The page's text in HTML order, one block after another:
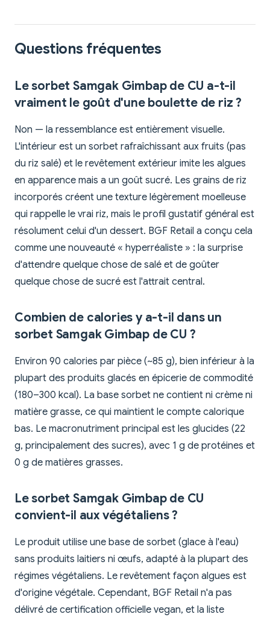
Questions fréquentes
Le sorbet Samgak Gimbap de CU a-t-il
vraiment le goût d'une boulette de riz ?
Non — la ressemblance est entièrement visuelle.
L'intérieur est un sorbet rafraîchissant aux fruits (pas
du riz salé) et le revêtement extérieur imite les algues
en apparence mais a un goût sucré. Les grains de riz
incorporés créent une texture légèrement moelleuse
qui rappelle le vrai riz, mais le profil gustatif général est
résolument celui d'un dessert. BGF Retail a conçu cela
comme une nouveauté « hyperréaliste » : la surprise
d'attendre quelque chose de salé et de goûter
quelque chose de sucré est l'attrait central.
Combien de calories y a-t-il dans un
sorbet Samgak Gimbap de CU ?
Environ 90 calories par pièce (~85 g), bien inférieur à la
plupart des produits glacés en épicerie de commodité
(180–300 kcal). La base sorbet ne contient ni crème ni
matière grasse, ce qui maintient le compte calorique
bas. Le macronutriment principal est les glucides (22
g, principalement des sucres), avec 1 g de protéines et
0 g de matières grasses.
Le sorbet Samgak Gimbap de CU
convient-il aux végétaliens ?
Le produit utilise une base de sorbet (glace à l'eau)
sans produits laitiers ni œufs, adapté à la plupart des
régimes végétaliens. Le revêtement façon algues est
d'origine végétale. Cependant, BGF Retail n'a pas
délivré de certification officielle vegan, et la liste